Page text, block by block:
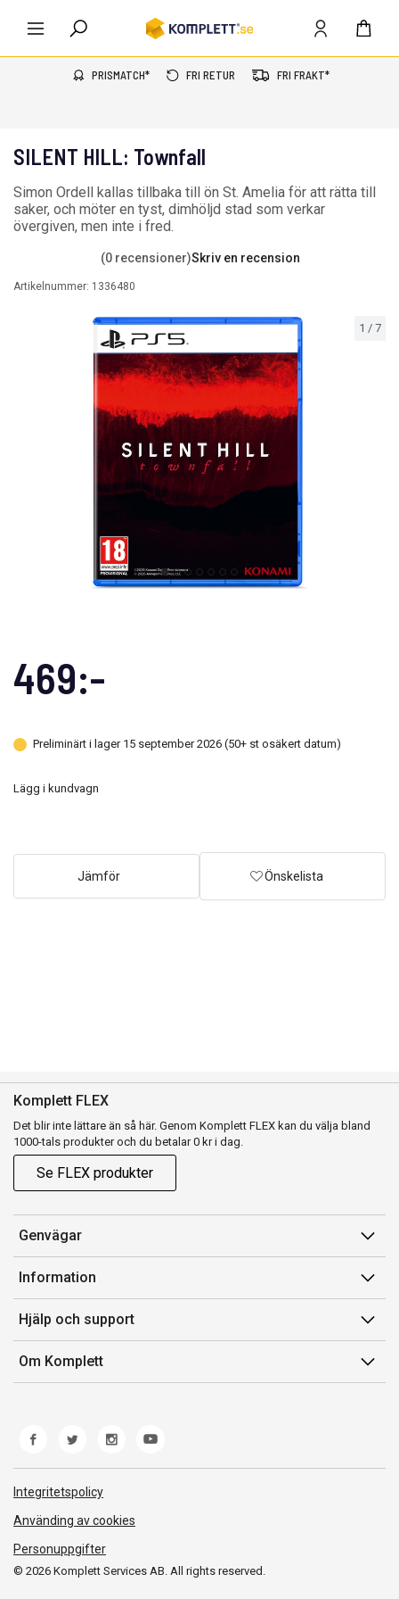
PRISMATCH* FRI RETUR FRI FRAKT*
1 / 7
SILENT HILL: Townfall
Simon Ordell kallas tillbaka till ön St. Amelia för att rätta till
saker, och möter en tyst, dimhöljd stad som verkar
övergiven, men inte i fred.
(0 recensioner)Skriv en recension
Artikelnummer: 1336480
469:-
Preliminärt i lager 15 september 2026 (50+ st osäkert datum)
Lägg i kundvagn
Jämför Önskelista
Komplett FLEX
Det blir inte lättare än så här. Genom Komplett FLEX kan du välja bland
1000-tals produkter och du betalar 0 kr i dag.
Se FLEX produkter
Genvägar
Konto
Orderhistorik
Presentkort
Komplett Club
Information
Försäljningsvillkor
Medlemsvillkor for Komplett Club
Lediga tjänster
Hjälp och support
Kontakta oss
Kundservice
Produkthjälp och retur
Felsökning och guider
Frakt och leverans
Om Komplett
© 2026 Komplett Services AB. All rights reserved.
Integritetspolicy
Använding av cookies
Personuppgifter